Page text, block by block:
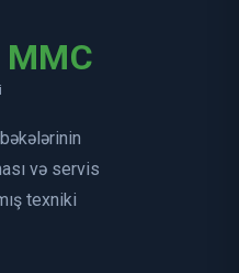
və servis
texniki